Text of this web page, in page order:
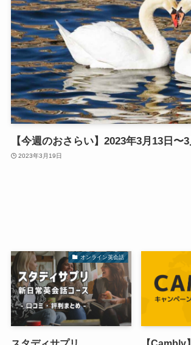
【今週のおさらい】2023年3月13日〜3
2023年3月19日
オンライン英会話